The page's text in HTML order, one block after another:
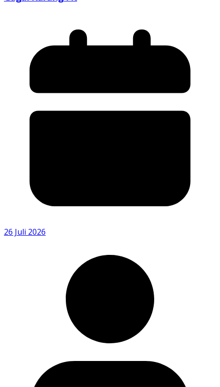
26 Juli 2026